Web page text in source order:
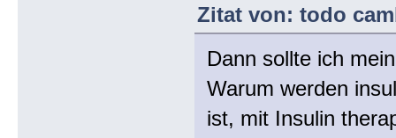
Zitat von: todo
Dann sollte ich
Warum werden
ist, mit Insulin